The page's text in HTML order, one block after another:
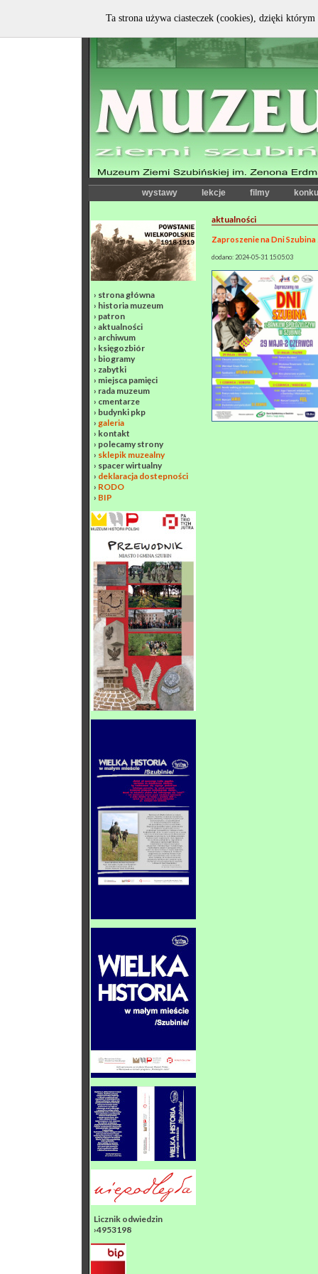
wystawy lekcje filmy
› strona główna
› historia muzeum
› patron
› aktualności
› archiwum
› księgozbiór
› biogramy
› zabytki
› miejsca pamięci
› rada muzeum
› cmentarze
› budynki pkp
› galeria
› kontakt
› polecamy strony
› sklepik muzealny
› spacer wirtualny
› deklaracja dostepności
› RODO
› BIP
Licznik odwiedzin
›4953198
aktualności
Zaproszenie na Dni Szubina
dodano: 2024-05-31 15:05:03
Ta strona używa ciasteczek (cookies), dzięki